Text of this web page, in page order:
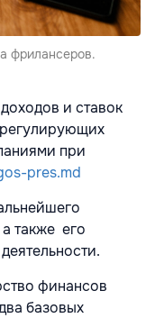
фрилансеров.
и ставок
при
pres.md
также его
финансов
базовых